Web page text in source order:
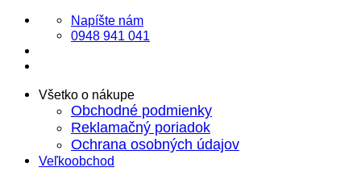
Skip
content
Napíšte nám
0948 941 041
Všetko o nákupe
Obchodné podmienky
Reklamačný poriadok
Ochrana osobných údajov
Veľkoobchod